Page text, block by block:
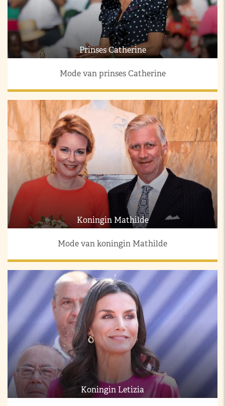
Prinses Catherine
Mode van prinses Catherine
Koningin Mathilde
Mode van koningin Mathilde
Koningin Letizia